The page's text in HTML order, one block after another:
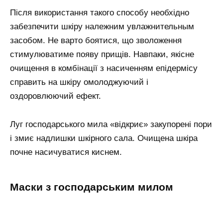
Після використання такого способу необхідно
забезпечити шкіру належним увлажнительным
засобом. Не варто боятися, що зволоження
стимулюватиме появу прищів. Навпаки, якісне
очищення в комбінації з насиченням епідермісу
справить на шкіру омолоджуючий і
оздоровлюючий ефект.
Луг господарського мила «відкриє» закупорені пори
і змиє надлишки шкірного сала. Очищена шкіра
почне насичуватися киснем.
Маски з господарським милом